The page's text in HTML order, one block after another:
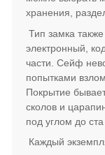
хранения,
Тип замка
электронный,
части. Сейф
попытками
Покрытие
сколов и
под углом до
Каждый